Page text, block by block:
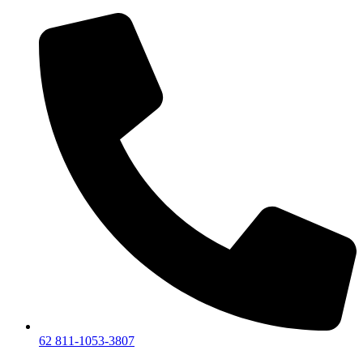
konten
62 811-1053-3807